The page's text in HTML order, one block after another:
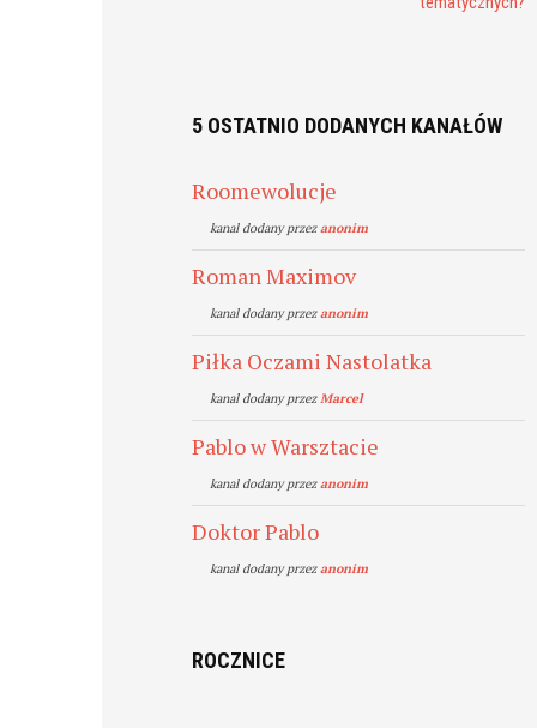
5 OSTATNIO DODANYCH KANAŁÓW
Roomewolucje
kanal dodany przezanonim
Roman Maximov
kanal dodany przezanonim
Piłka Oczami Nastolatka
kanal dodany przezMarcel
Pablo w Warsztacie
kanal dodany przezanonim
Doktor Pablo
kanal dodany przezanonim
ROCZNICE